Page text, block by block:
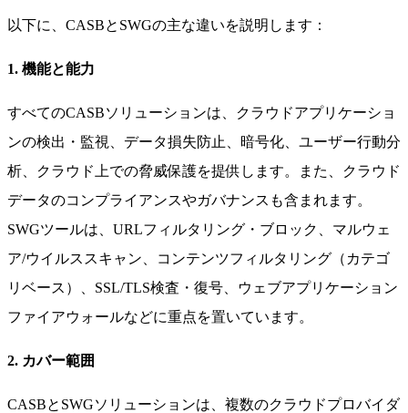
以下に、CASBとSWGの主な違いを説明します：
1. 機能と能力
すべてのCASBソリューションは、クラウドアプリケーショ
ンの検出・監視、データ損失防止、暗号化、ユーザー行動分
析、クラウド上での脅威保護を提供します。また、クラウド
データのコンプライアンスやガバナンスも含まれます。
SWGツールは、URLフィルタリング・ブロック、マルウェ
ア/ウイルススキャン、コンテンツフィルタリング（カテゴ
リベース）、SSL/TLS検査・復号、ウェブアプリケーション
ファイアウォールなどに重点を置いています。
2. カバー範囲
CASBとSWGソリューションは、複数のクラウドプロバイダ